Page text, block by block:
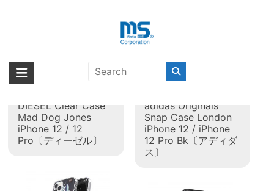
海外輸入ブランド商品｜株式会社
海外事業部が取り揃えている海外輸入商品には、日本では珍しい「海外ブ
ランド」をはじめ「ユニークな商品」「機能的な商品」「コストパフォー
タグ:
DIESEL Clear Case
Mad Dog Jones
iPhone 12 / 12
Pro〔ディーゼル〕
adidas Originals
Snap Case London
iPhone 12 / iPhone
12 Pro Bk〔アディダ
ス〕